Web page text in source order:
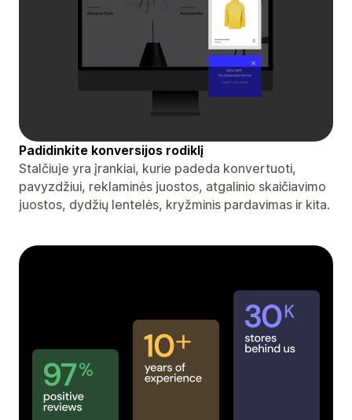
Padidinkite konversijos rodiklį
Stalčiuje yra įrankiai, kurie padeda konvertuoti,
pavyzdžiui, reklaminės juostos, atgalinio skaičiavimo
juostos, dydžių lentelės, kryžminis pardavimas ir kita.